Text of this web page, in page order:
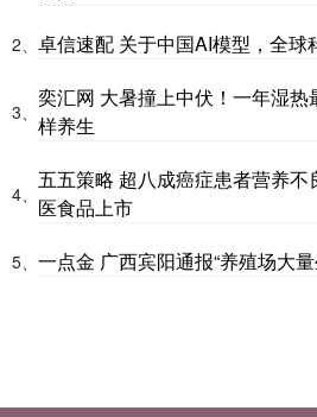
2、 卓信速配 关于中国AI模型，全球
3、
奕汇网 大暑撞上中伏！一年湿
样养生
4、
五五策略 超八成癌症患者营养
医食品上市
5、 一点金 广西宾阳通报“养殖场大